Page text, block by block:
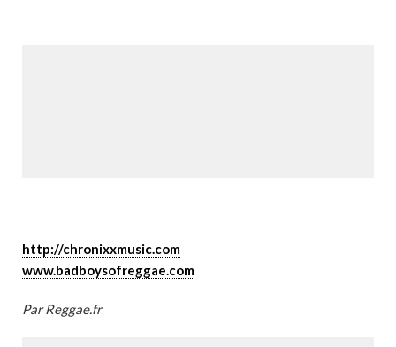
http://chronixxmusic.com
www.badboysofreggae.com
Par Reggae.fr